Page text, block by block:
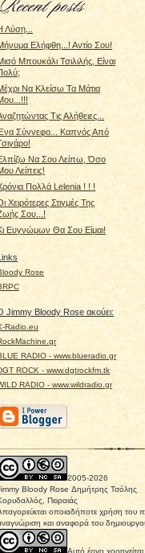
Λύση...
Ελήφθη...! Αντίο Σου!
Μπουκάλι Τσιλιλής, Είναι
Να Κλείσω Τα Μάτια
Τις Αλήθειες...
Σύννεφο... Καπνός Από
Να Σου Λείπω, Όσο
Λείπεις!
Πολλά Lelenia ! ! !
Χειρότερες Στιγμές Της
Σου...!
Ευγνώμων Θα Σου Είμαι!
Rose
Jimmy Bloody Rose ακούει:
Radio.eu
RADIO - www.blueradio.gr
ROCK - www.dgtrockfm.tk
RADIO - www.wildradio.gr
2005-2026
Bloody Rose Δημήτρης Τσόλης
Πειραιάς
οποιαδήποτε χρήση του
και αναφορά του
Αυτό έργο